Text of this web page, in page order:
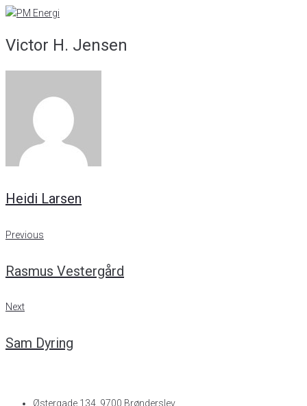
Skip
content
Victor H. Jensen
Heidi Larsen
Indlægsnavigation
Previous
Previous
Rasmus Vestergård
Next
Next
Sam Dyring
Østergade 134, 9700 Brønderslev​